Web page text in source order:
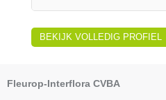
BEKIJK VOLLEDIG PROFIEL
Fleurop-Interflora CVBA